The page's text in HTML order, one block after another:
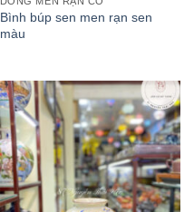
Bình búp sen men rạn sen
màu